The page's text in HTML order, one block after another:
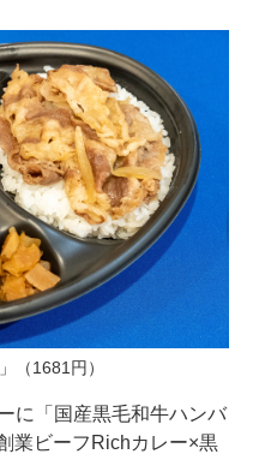
（1681円）
に「国産黒毛和牛ハンバ
業ビーフRichカレー×黒